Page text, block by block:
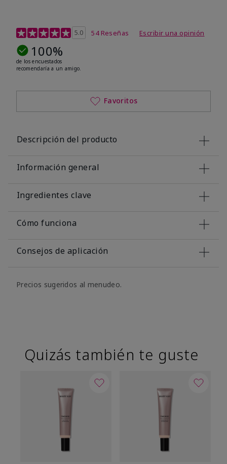
Calificación de clientes de 4,7 de 5
5.0 54 Reseñas Escribir una opinión
100%
de los encuestados
recomendaría a un amigo.
Favoritos
Descripción del producto
Información general
Ingredientes clave
Cómo funciona
Consejos de aplicación
Precios sugeridos al menudeo.
Quizás también te guste